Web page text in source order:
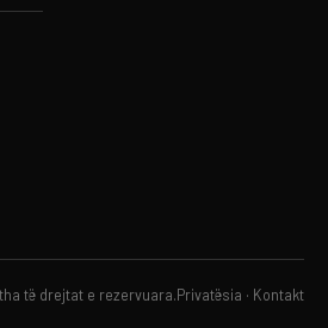
të drejtat e rezervuara. Privatësia · Kontakt